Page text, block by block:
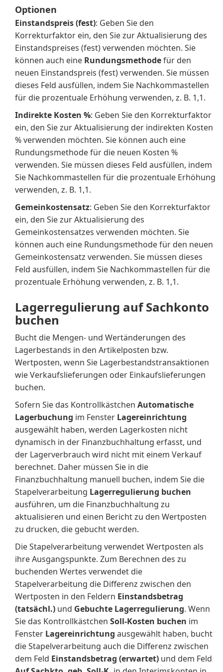
Optionen
Einstandspreis (fest): Geben Sie den
Korrekturfaktor ein, den Sie zur Aktualisierung des
Einstandspreises (fest) verwenden möchten. Sie
können auch eine Rundungsmethodefür den
neuen Einstandspreis (fest) verwenden. Sie müssen
dieses Feld ausfüllen, indem Sie Nachkommastellen
für die prozentuale Erhöhung verwenden, z. B. 1,1.
Indirekte Kosten %: Geben Sie den Korrekturfaktor
ein, den Sie zur Aktualisierung der indirekten Kosten
% verwenden möchten. Sie können auch eine
Rundungsmethode für die neuen Kosten %
verwenden. Sie müssen dieses Feld ausfüllen, indem
Sie Nachkommastellen für die prozentuale Erhöhung
verwenden, z. B. 1,1.
Gemeinkostensatz: Geben Sie den Korrekturfaktor
ein, den Sie zur Aktualisierung des
Gemeinkostensatzes verwenden möchten. Sie
können auch eine Rundungsmethode für den neuen
Gemeinkostensatz verwenden. Sie müssen dieses
Feld ausfüllen, indem Sie Nachkommastellen für die
prozentuale Erhöhung verwenden, z. B. 1,1.
Lagerregulierung auf Sachkonto
buchen
Bucht die Mengen- und Wertänderungen des
Lagerbestands in den Artikelposten bzw.
Wertposten, wenn Sie Lagerbestandstransaktionen
wie Verkaufslieferungen oder Einkaufslieferungen
buchen.
Sofern Sie das Kontrollkästchen Automatische
Lagerbuchung im Fenster Lagereinrichtung
ausgewählt haben, werden Lagerkosten nicht
dynamisch in der Finanzbuchhaltung erfasst, und
der Lagerverbrauch wird nicht mit einem Verkauf
berechnet. Daher müssen Sie in die
Finanzbuchhaltung manuell buchen, indem Sie die
Stapelverarbeitung Lagerregulierung buchen
ausführen, um die Finanzbuchhaltung zu
aktualisieren und einen Bericht zu den Wertposten
zu drucken, die gebucht werden.
Die Stapelverarbeitung verwendet Wertposten als
ihre Ausgangspunkte. Zum Berechnen des zu
buchenden Wertes verwendet die
Stapelverarbeitung die Differenz zwischen den
Wertposten in den Feldern Einstandsbetrag
(tatsächl.) und Gebuchte Lagerregulierung. Wenn
Sie das Kontrollkästchen Soll-Kosten buchen im
Fenster Lagereinrichtung ausgewählt haben, bucht
die Stapelverarbeitung auch die Differenz zwischen
dem Feld Einstandsbetrag (erwartet) und dem Feld